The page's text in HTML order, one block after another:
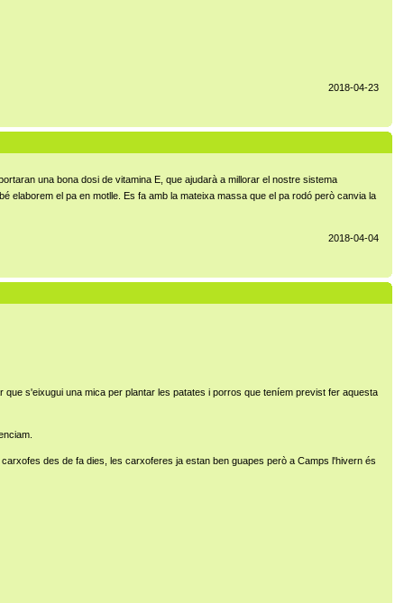
2018-04-23
una bona dosi de vitamina E, que ajudarà a millorar el nostre sistema
elaborem el pa en motlle. Es fa amb la mateixa massa que el pa rodó però canvia la
2018-04-04
s'eixugui una mica per plantar les patates i porros que teníem previst fer aquesta
des de fa dies, les carxoferes ja estan ben guapes però a Camps l'hivern és